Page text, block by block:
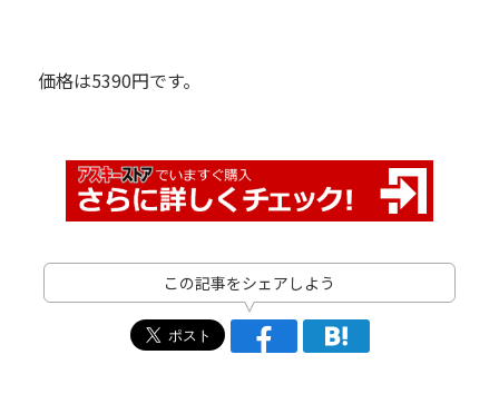
価格は5390円です。
この記事をシェアしよう